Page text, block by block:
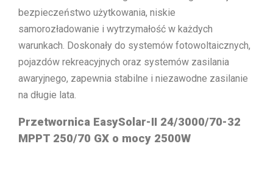
bezpieczeństwo użytkowania, niskie
samorozładowanie i wytrzymałość w każdych
warunkach. Doskonały do systemów fotowoltaicznych,
pojazdów rekreacyjnych oraz systemów zasilania
awaryjnego, zapewnia stabilne i niezawodne zasilanie
na długie lata.
Przetwornica EasySolar-II 24/3000/70-32
MPPT 250/70 GX o mocy 2500W